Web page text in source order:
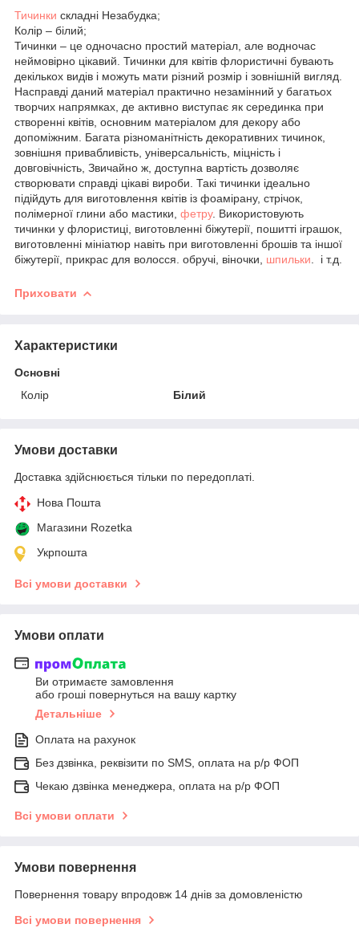
Тичинки складні Незабудка;
Колір – білий;
Тичинки – це одночасно простий матеріал, але водночас
неймовірно цікавий. Тичинки для квітів флористичні бувають
декількох видів і можуть мати різний розмір і зовнішній вигляд.
Насправді даний матеріал практично незамінний у багатьох
творчих напрямках, де активно виступає як серединка при
створенні квітів, основним матеріалом для декору або
допоміжним. Багата різноманітність декоративних тичинок,
зовнішня привабливість, універсальність, міцність і
довговічність, Звичайно ж, доступна вартість дозволяє
створювати справді цікаві вироби. Такі тичинки ідеально
підійдуть для виготовлення квітів із фоамірану, стрічок,
полімерної глини або мастики, фетру. Використовують
тичинки у флористиці, виготовленні біжутерії, пошитті іграшок,
виготовленні мініатюр навіть при виготовленні брошів та іншої
біжутерії, прикрас для волосся. обручі, віночки, шпильки . і т.д.
Приховати
Характеристики
Основні
Колір
Білий
Умови доставки
Доставка здійснюється тільки по передоплаті.
Нова Пошта
Магазини Rozetka
Укрпошта
Всі умови доставки
Умови оплати
Ви отримаєте замовлення
або гроші повернуться на вашу картку
Детальніше
Оплата на рахунок
Без дзвінка, реквізити по SMS, оплата на р/р ФОП
Чекаю дзвінка менеджера, оплата на р/р ФОП
Всі умови оплати
Умови повернення
Повернення товару впродовж 14 днів за домовленістю
Всі умови повернення